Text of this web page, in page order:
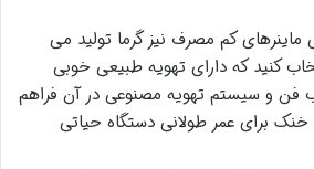
ماینرهای کم مصرف نیز گرما تولید می
کنید که دارای تهویه طبیعی خوبی
فن و سیستم تهویه مصنوعی در آن فراهم
برای عمر طولانی دستگاه حیاتی